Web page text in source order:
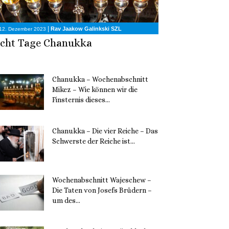
Dezember 2023 | Rav Jaakow Galinkski SZL
Tage Chanukka
Chanukka – Wochenabschnitt
Mikez – Wie können wir die
Finsternis dieses...
Chanukka – Die vier Reiche – Das
Schwerste der Reiche ist...
Wochenabschnitt Wajeschew –
Die Taten von Josefs Brüdern –
um des...